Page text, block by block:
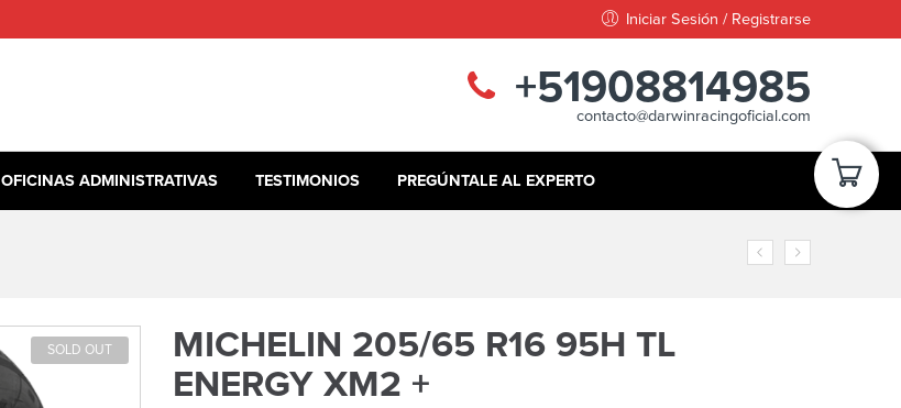
Iniciar Sesión / Registrarse
+51908814985
contacto@darwinracingoficial.com
OFICINAS ADMINISTRATIVAS TESTIMONIOS PREGÚNTALE AL EXPERTO
SOLD OUT
MICHELIN 205/65 R16 95H TL
ENERGY XM2 +